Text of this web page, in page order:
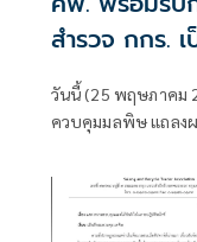
สำรวจ กกร.
ใช้ชี้เฉพาะหน่
ประเทศ
วันนี้ (25 พฤษภาคม
ควบคุมมลพิษ แถลงผ
สถาบัน (กกร.) กรณี